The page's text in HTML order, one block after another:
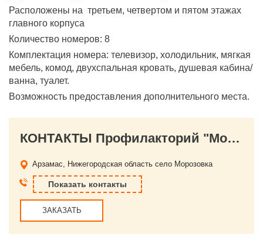
Расположены на третьем, четвертом и пятом этажах
главного корпуса
Количество номеров: 8
Комплектация номера: телевизор, холодильник, мягкая
мебель, комод, двухспальная кровать, душевая кабина/
ванна, туалет.
Возможность предоставления дополнительного места.
КОНТАКТЫ Профилакторий "Морозовский"
Арзамас, Нижегородская область село Морозовка
Показать контакты
ЗАКАЗАТЬ